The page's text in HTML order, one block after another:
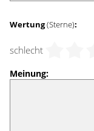
Wertung(Sterne):
schlecht
Meinung: